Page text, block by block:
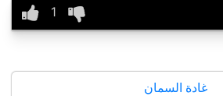
غادة السمان